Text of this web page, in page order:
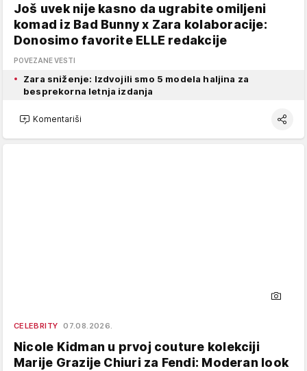
Još uvek nije kasno da ugrabite omiljeni
komad iz Bad Bunny x Zara kolaboracije:
Donosimo favorite ELLE redakcije
POVEZANE VESTI
Zara sniženje: Izdvojili smo 5 modela haljina za
besprekorna letnja izdanja
Komentariši
CELEBRITY 07.08.2026.
Nicole Kidman u prvoj couture kolekciji
Marije Grazije Chiuri za Fendi: Moderan look